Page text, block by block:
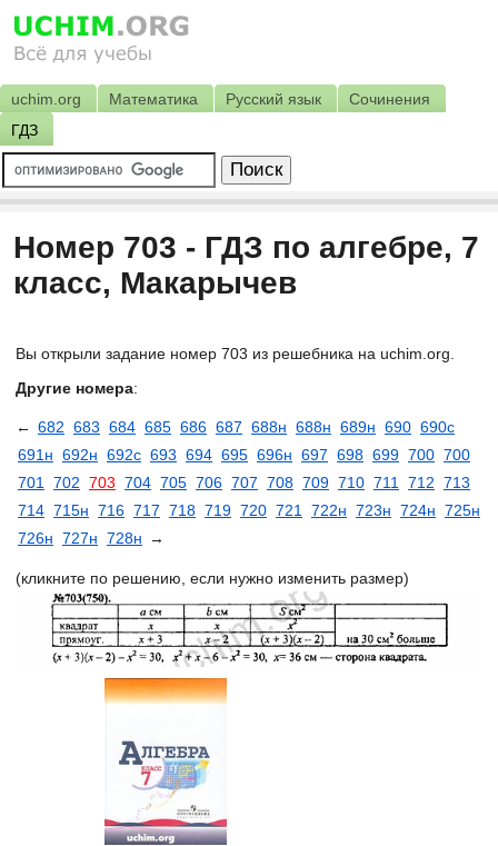
uchim.org Математика Русский язык
Сочинения
ГДЗ
Номер 703 - ГДЗ по алгебре, 7
класс, Макарычев
Вы открыли задание номер 703 из решебника на uchim.org.
Другие номера:
← 682 683 684 685 686 687 688н 688н 689н 690 690с
691н 692н 692с 693 694 695 696н 697 698 699 700 700
701
702 703 704 705 706 707 708 709 710 711 712 713
714 715н 716 717 718 719 720 721 722н 723н 724н 725н
726н 727н 728н →
(кликните по решению, если нужно изменить размер)